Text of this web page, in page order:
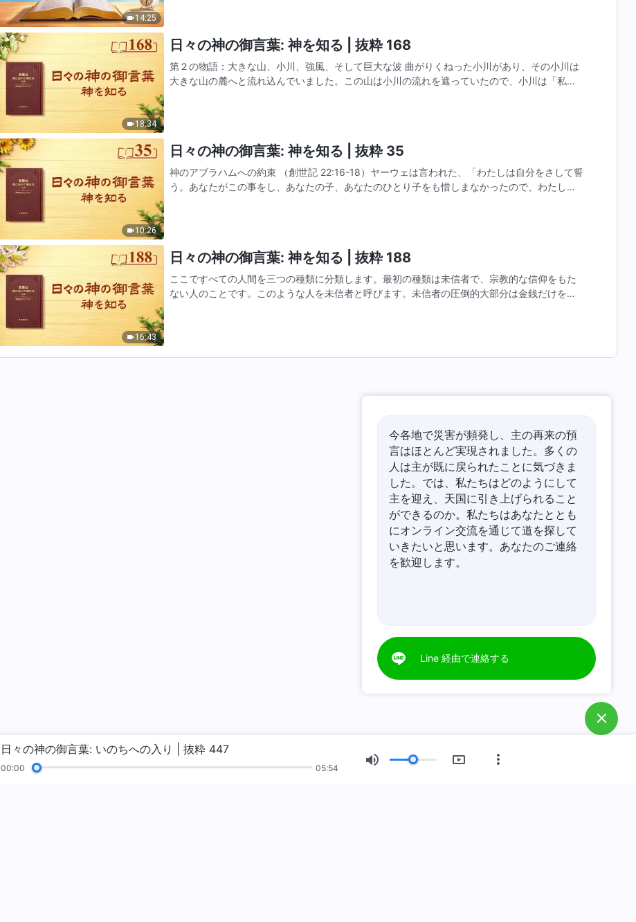
14:25
18:34
日々の神の御言葉: 神を知る | 抜粋 168
第２の物語：大きな山、小川、強風、そして巨大な波 曲がりくねった小川があり、その小川は
大きな山の麓へと流れ込んでいました。この山は小川の流れを遮っていたので、小川は「私を
10:26
日々の神の御言葉: 神を知る | 抜粋 35
神のアブラハムへの約束 （創世記 22:16-18）ヤーウェは言われた、「わたしは自分をさして誓
う。あなたがこの事をし、あなたの子、あなたのひとり子をも惜しまなかったので、わたしは
16:43
日々の神の御言葉: 神を知る | 抜粋 188
ここですべての人間を三つの種類に分類します。最初の種類は未信者で、宗教的な信仰をもた
ない人のことです。このような人を未信者と呼びます。未信者の圧倒的大部分は金銭だけを信
今各地で災害が頻発し、主の再来の預
言はほとんど実現されました。多くの
人は主が既に戻られたことに気づきま
した。では、私たちはどのようにして
主を迎え、天国に引き上げられること
ができるのか。私たちはあなたととも
にオンライン交流を通じて道を探して
いきたいと思います。あなたのご連絡
を歓迎します。
Line 経由で連絡する
日々の神の御言葉: いのちへの入り | 抜粋 447
00:00 05:54